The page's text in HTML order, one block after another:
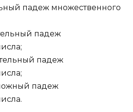
падеж множественного
падеж
падеж
падеж